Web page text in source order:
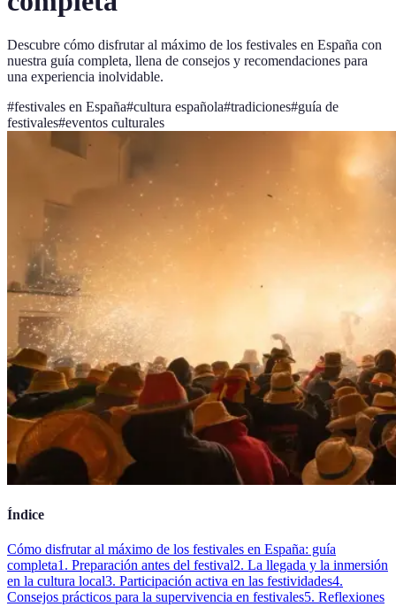
Descubre cómo disfrutar al máximo de los festivales en España con
nuestra guía completa, llena de consejos y recomendaciones para
una experiencia inolvidable.
#festivales en España#cultura española#tradiciones#guía de
festivales#eventos culturales
Índice
Cómo disfrutar al máximo de los festivales en España: guía
completa1. Preparación antes del festival2. La llegada y la inmersión
en la cultura local3. Participación activa en las festividades4.
Consejos prácticos para la supervivencia en festivales5. Reflexiones